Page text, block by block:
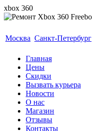
xbox 360
Москва Санкт-Петербург
Главная
Цены
Скидки
Вызвать курьера
Новости
О нас
Магазин
Отзывы
Контакты